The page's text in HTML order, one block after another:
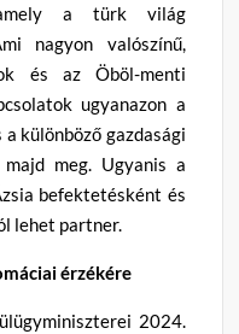
amely a türk világ
nagyon valószínű,
és az Öböl-menti
ugyanazon a
különböző gazdasági
meg. Ugyanis a
befektetésként és
lehet partner.
érzékére
2024.